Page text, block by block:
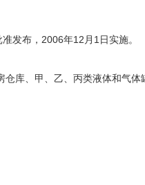
布，2006年12月1日实施。
、甲、乙、丙类液体和气体